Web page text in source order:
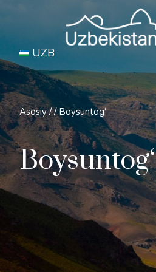
UZB
Asosiy / / Boysuntog‘
Boysuntog‘